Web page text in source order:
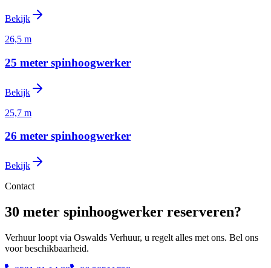
Bekijk
26,5 m
25 meter spinhoogwerker
Bekijk
25,7 m
26 meter spinhoogwerker
Bekijk
Contact
30 meter spinhoogwerker reserveren?
Verhuur loopt via Oswalds Verhuur, u regelt alles met ons. Bel ons
voor beschikbaarheid.